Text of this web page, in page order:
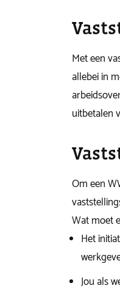
Met een
allebei in
uitbetalen
Om een
Wat moet
Het
Jou als